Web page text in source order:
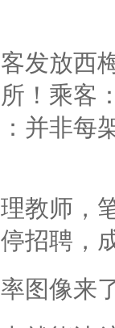
发放西
！乘客
并非每
教师，
招聘，
图像来